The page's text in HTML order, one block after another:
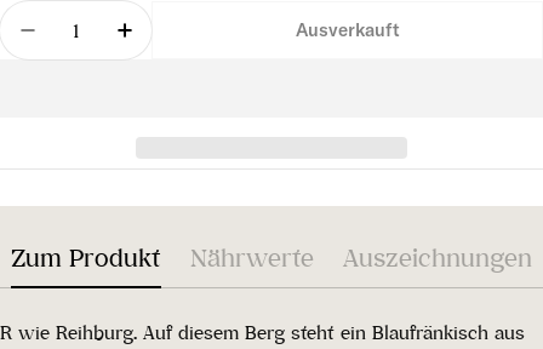
Menge
Menge für Blaufränkisch Reihburg &quot;r&quot;
Menge für Blaufränkisch Reihburg
Ausverkauft
Zum Produkt Nährwerte Auszeichnungen
R wie Reihburg. Auf diesem Berg steht ein Blaufränkisch aus